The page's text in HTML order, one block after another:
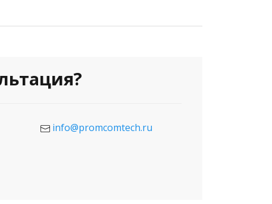
info@promcomtech.ru